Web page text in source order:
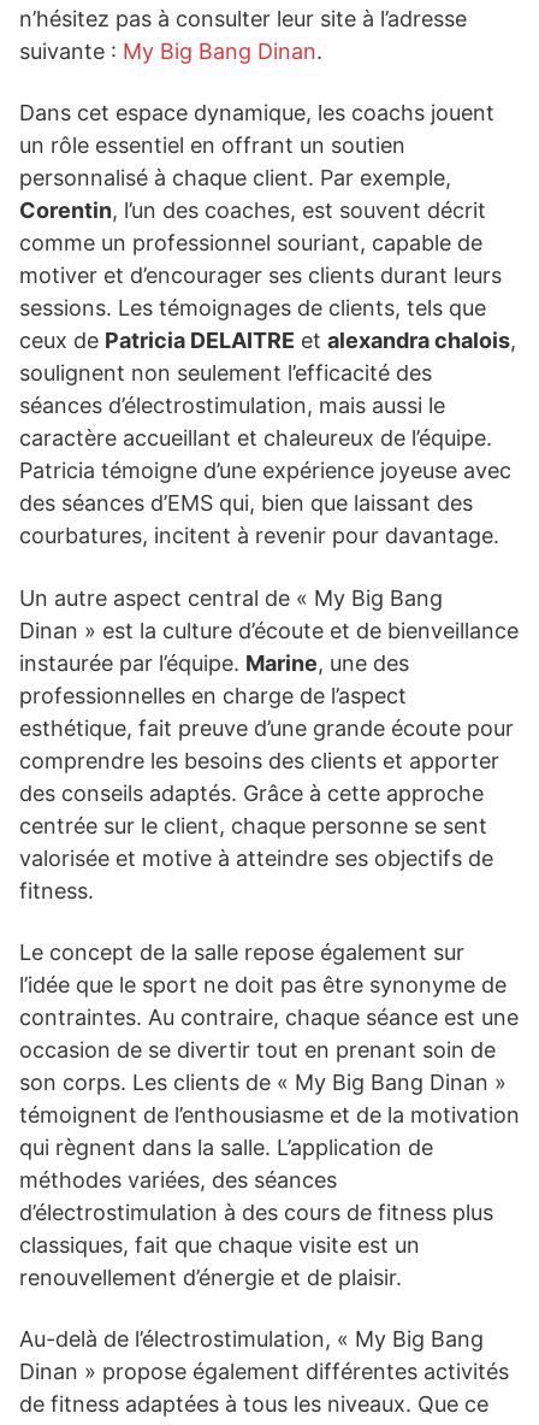
n’hésitez pas à consulter leur site à l’adresse
suivante : My Big Bang Dinan.
Dans cet espace dynamique, les coachs jouent
un rôle essentiel en offrant un soutien
personnalisé à chaque client. Par exemple,
Corentin, l’un des coaches, est souvent décrit
comme un professionnel souriant, capable de
motiver et d’encourager ses clients durant leurs
sessions. Les témoignages de clients, tels que
ceux de Patricia DELAITRE et alexandra chalois,
soulignent non seulement l’efficacité des
séances d’électrostimulation, mais aussi le
caractère accueillant et chaleureux de l’équipe.
Patricia témoigne d’une expérience joyeuse avec
des séances d’EMS qui, bien que laissant des
courbatures, incitent à revenir pour davantage.
Un autre aspect central de « My Big Bang
Dinan » est la culture d’écoute et de bienveillance
instaurée par l’équipe. Marine, une des
professionnelles en charge de l’aspect
esthétique, fait preuve d’une grande écoute pour
comprendre les besoins des clients et apporter
des conseils adaptés. Grâce à cette approche
centrée sur le client, chaque personne se sent
valorisée et motive à atteindre ses objectifs de
fitness.
Le concept de la salle repose également sur
l’idée que le sport ne doit pas être synonyme de
contraintes. Au contraire, chaque séance est une
occasion de se divertir tout en prenant soin de
son corps. Les clients de « My Big Bang Dinan »
témoignent de l’enthousiasme et de la motivation
qui règnent dans la salle. L’application de
méthodes variées, des séances
d’électrostimulation à des cours de fitness plus
classiques, fait que chaque visite est un
renouvellement d’énergie et de plaisir.
Au-delà de l’électrostimulation, « My Big Bang
Dinan » propose également différentes activités
de fitness adaptées à tous les niveaux. Que ce